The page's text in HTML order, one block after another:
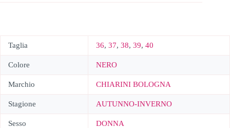
Taglia 36, 37, 38, 39, 40
Colore NERO
Marchio CHIARINI BOLOGNA
Stagione AUTUNNO-INVERNO
Sesso DONNA